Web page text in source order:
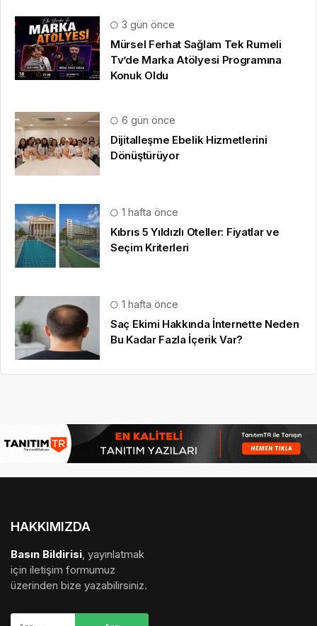
3 gün önce
Mürsel Ferhat Sağlam Tek Rumeli
Tv’de Marka Atölyesi Programına
Konuk Oldu
6 gün önce
Dijitalleşme Ebelik Hizmetlerini
Dönüştürüyor
1 hafta önce
Kıbrıs 5 Yıldızlı Oteller: Fiyatlar ve
Seçim Kriterleri
1 hafta önce
Saç Ekimi Hakkında İnternette Neden
Bu Kadar Fazla İçerik Var?
HAKKIMIZDA
Basın Bildirisi, yayınlatmak
için iletişim formumuz
üzerinden bize yazabilirsiniz.